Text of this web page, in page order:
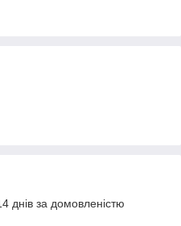
днів за домовленістю